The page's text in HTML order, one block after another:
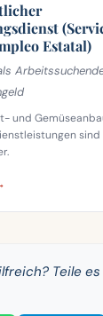
Estatal)
und
Teile